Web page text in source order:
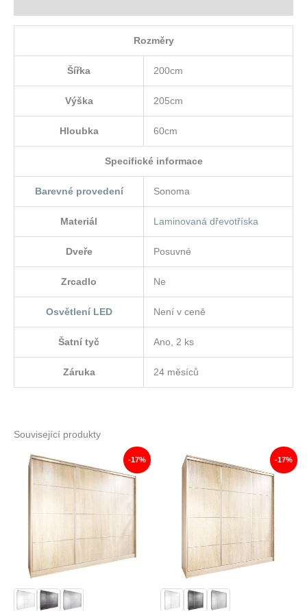
Rozměry
Šířka 200cm
Výška 205cm
Hloubka 60cm
Specifické informace
Barevné provedení Sonoma
Materiál Laminovaná dřevotříska
Dveře Posuvné
Zrcadlo Ne
Osvětlení LED Není v ceně
Šatní tyč Ano, 2 ks
Záruka 24 měsíců
Související produkty
-17% -17%